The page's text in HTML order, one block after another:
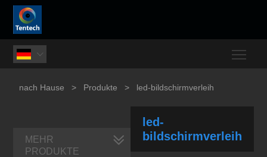

nach Hause > Produkte > led-bildschirmverleih
led-
bildschirmverleih
MEHR
PRODUKTE